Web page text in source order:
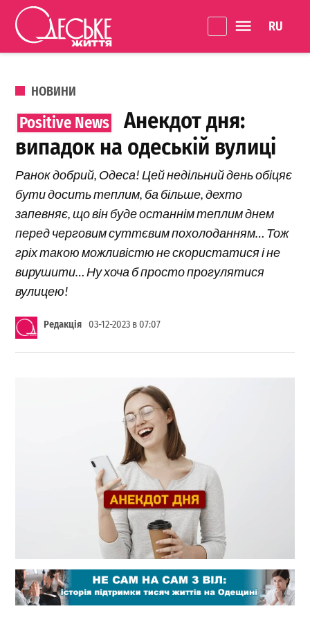
Перейти до вмісту
Життя
ОПУБЛІКОВАНО В
НОВИНИ
Анекдот дня:
випадок на одеській вулиці
Ранок добрий, Одеса! Цей недільний день обіцяє
бути досить теплим, ба більше, дехто
запевняє, що він буде останнім теплим днем
перед черговим суттєвим похолоданням… Тож
гріх такою можливістю не скористатися і не
вирушити… Ну хоча б просто прогулятися
вулицею!
Редакція 03-12-2023 в 07:07